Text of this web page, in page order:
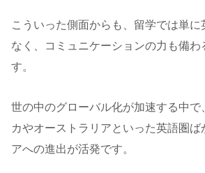
こういった側面からも、留学では単
なく、コミュニケーションの力も備わ
す。
世の中のグローバル化が加速する中で
カやオーストラリアといった英語圏
アへの進出が活発です。